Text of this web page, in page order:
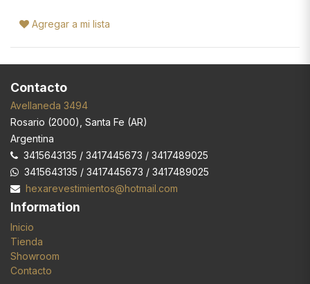
Agregar a mi lista
Contacto
Avellaneda 3494
Rosario (2000), Santa Fe (AR)
Argentina
3415643135 / 3417445673 / 3417489025
3415643135 / 3417445673 / 3417489025
hexarevestimientos@hotmail.com
Information
Inicio
Tienda
Showroom
Contacto